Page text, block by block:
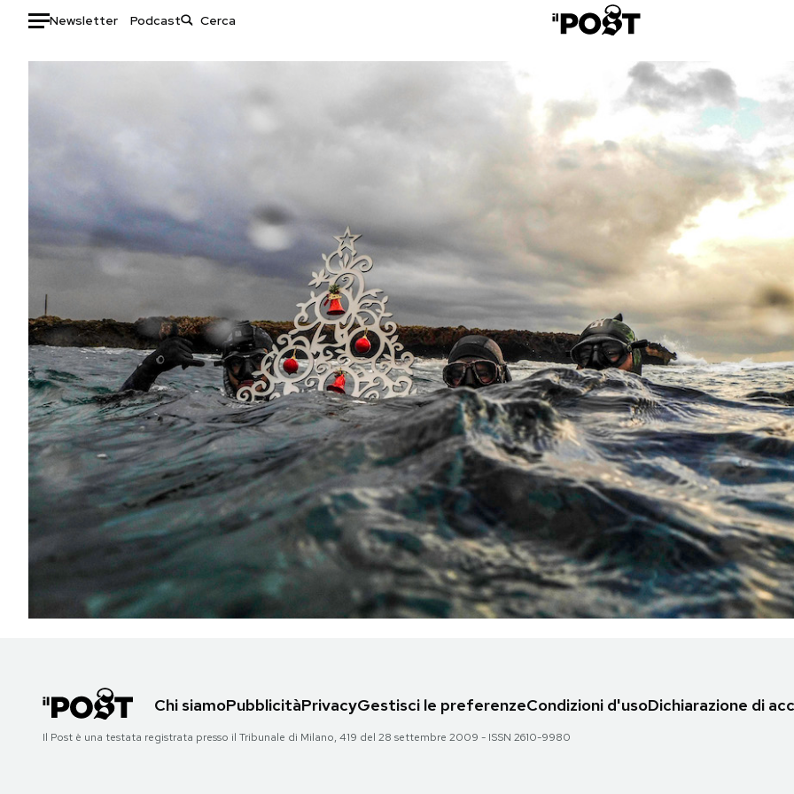
Newsletter Podcast
Auto
Politica
Tecnologia
Internet
Scienza
Economia
Sport
Storie/Idee
Ok Boomer!
Media
Altrecose
Mondiali calcio 2026
PODCAST
NEWSLETTER
I MIEI PREFERITI
SHOP
AREA PERSONALE
Chi siamoPubblicitàPrivacyGestisci le preferenzeCondizioni d'usoDichiarazione di
Il Post è una testata registrata presso il Tribunale di Milano, 419 del 28 settembre 2009 - ISSN 2610-9980